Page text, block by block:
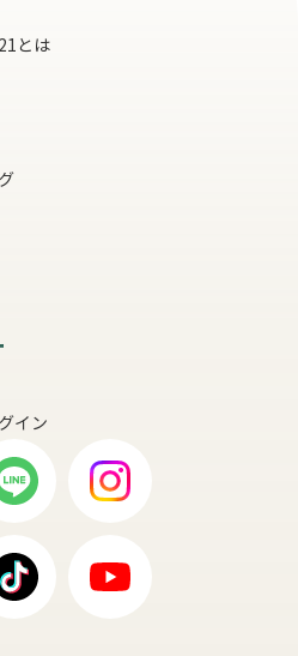
とは
イン